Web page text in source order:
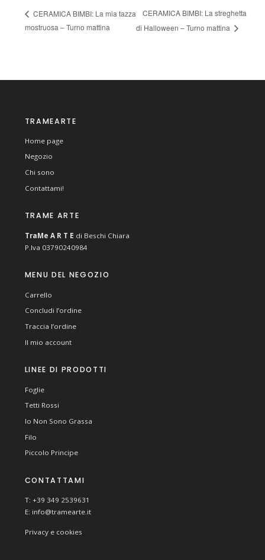
CERAMICA BIMBI: La mia tazza
mostruosa – Turno mattina
CERAMICA BIMBI: La streghetta
di Halloween – Turno mattina
TRAMEARTE
Home page
Negozio
Chi sono
Contattami!
TRAME ARTE
TraMe A R T E di Beschi Chiara
P.Iva 03790240984
MENU DEL NEGOZIO
Carrello
Concludi l’ordine
Traccia l’ordine
Il mio account
LINEE DI PRODOTTI
Foglie
Tetti Rossi
Io Non Sono Grassa
Filo
Piccolo Principe
CONTATTAMI
T: +39 349 2539631
E: info@tramearte.it
Privacy e cookies